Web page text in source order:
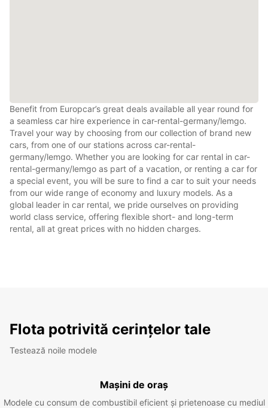
Benefit from Europcar’s great deals available all year round for
a seamless car hire experience in car-rental-germany/lemgo.
Travel your way by choosing from our collection of brand new
cars, from one of our stations across car-rental-
germany/lemgo. Whether you are looking for car rental in car-
rental-germany/lemgo as part of a vacation, or renting a car for
a special event, you will be sure to find a car to suit your needs
from our wide range of economy and luxury models. As a
global leader in car rental, we pride ourselves on providing
world class service, offering flexible short- and long-term
rental, all at great prices with no hidden charges.
Flota potrivită cerințelor tale
Testează noile modele
Mașini de oraș
Modele cu consum de combustibil eficient și prietenoase cu mediul